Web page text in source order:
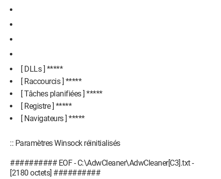
[ DLLs ] *****
[ Raccourcis ] *****
[ Tâches planifiées ] *****
[ Registre ] *****
[ Navigateurs ] *****
:: Paramètres Winsock réinitialisés
########## EOF - C:\AdwCleaner\AdwCleaner[C3].txt -
[2180 octets] ##########